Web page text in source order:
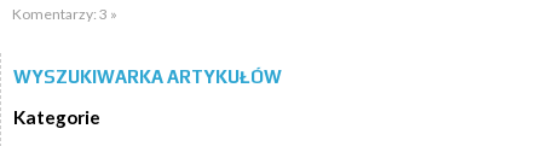
Komentarzy: 3 »
WYSZUKIWARKA ARTYKUŁÓW
Kategorie